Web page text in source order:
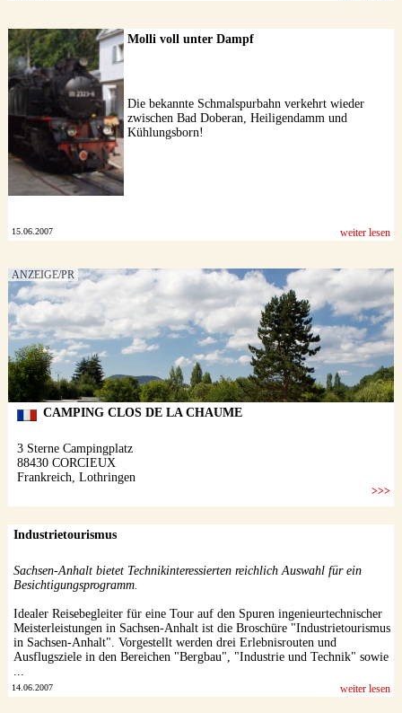
Molli voll unter Dampf
Die bekannte Schmalspurbahn verkehrt wieder
zwischen Bad Doberan, Heiligendamm und
Kühlungsborn!
15.06.2007 weiter lesen
Industrietourismus
Sachsen-Anhalt bietet Technikinteressierten reichlich Auswahl für ein
Besichtigungsprogramm.
Idealer Reisebegleiter für eine Tour auf den Spuren ingenieurtechnischer
Meisterleistungen in Sachsen-Anhalt ist die Broschüre "Industrietourismus
in Sachsen-Anhalt". Vorgestellt werden drei Erlebnisrouten und
Ausflugsziele in den Bereichen "Bergbau", "Industrie und Technik" sowie
14.06.2007 weiter lesen